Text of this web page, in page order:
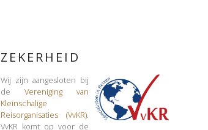
ZEKERHEID
Wij zijn aangesloten bij
deVereniging van
Kleinschalige
Reisorganisaties (VvKR).
VvKR komt op voor de